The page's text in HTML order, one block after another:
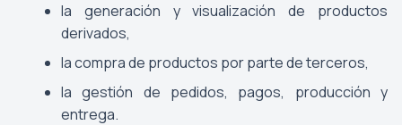
la generación y visualización de productos
derivados,
la compra de productos por parte de terceros,
la gestión de pedidos, pagos, producción y
entrega.